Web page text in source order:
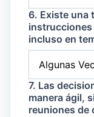
6. Existe una
instrucciones
incluso en
7. Las
manera ágil,
reuniones de